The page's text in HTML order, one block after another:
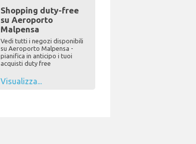
Shopping duty-free
su Aeroporto
Malpensa
Vedi tutti i negozi disponibili
su Aeroporto Malpensa -
pianifica in anticipo i tuoi
acquisti duty free
Visualizza...